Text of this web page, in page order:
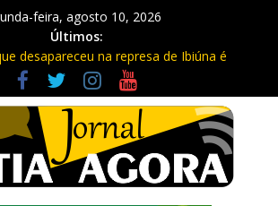
feira, agosto 10, 2026
Últimos:
desapareceu na represa de Ibiúna é
após furtar 45 metros de fios
Semana em Cotia terá frio, calor e ar seco
da Bunjiro Nakao avançam só 30%
em barracos e em condições precárias em